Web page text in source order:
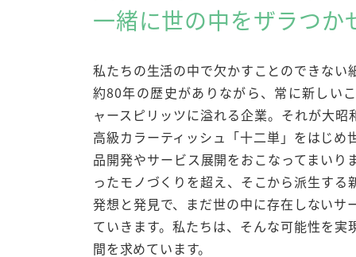
一緒に世の中をザラつか
私たちの生活の中で欠かすことのできない
約80年の歴史がありながら、常に新しい
ャースピリッツに溢れる企業。それが大昭
高級カラーティッシュ「十二単」をはじめ
品開発やサービス展開をおこなってまいり
ったモノづくりを超え、そこから派生する
発想と発見で、まだ世の中に存在しないサ
ていきます。私たちは、そんな可能性を実
間を求めています。